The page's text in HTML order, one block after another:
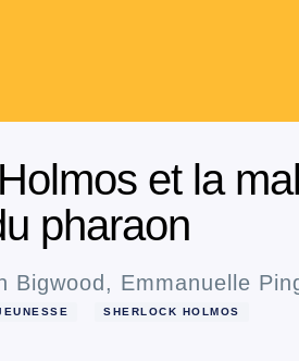
et la
pharaon
Bigwood , Emmanuelle
SHERLOCK HOLMOS